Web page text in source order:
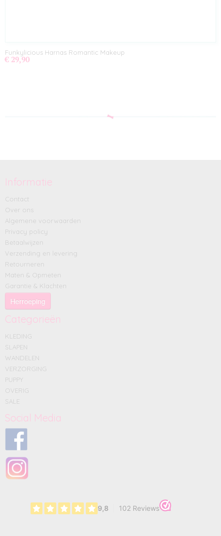
Funkylicious Harnas Romantic Makeup
€ 29,90
Informatie
Contact
Over ons
Algemene voorwaarden
Privacy policy
Betaalwijzen
Verzending en levering
Retourneren
Maten & Opmeten
Garantie & Klachten
Herroeping
Categorieën
KLEDING
SLAPEN
WANDELEN
VERZORGING
PUPPY
OVERIG
SALE
Social Media